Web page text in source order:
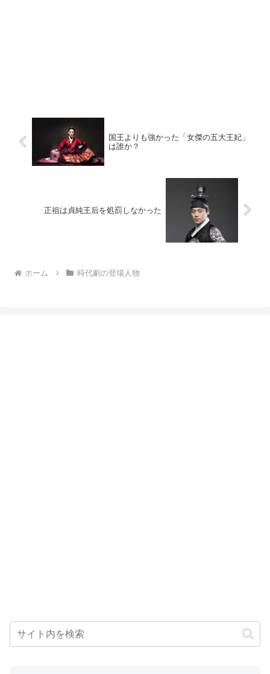
国王よりも強かった「女傑の五大王妃」
は誰か？
正祖は貞純王后を処罰しなかった
ホーム 時代劇の登場人物